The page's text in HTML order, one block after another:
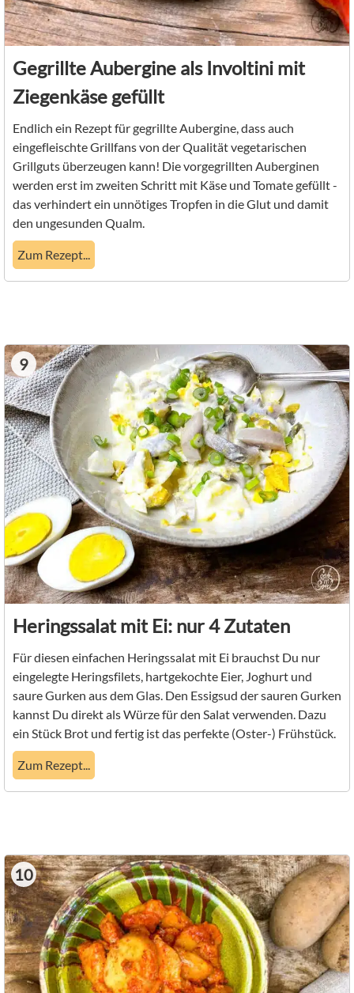
Gegrillte Aubergine als Involtini mit
Ziegenkäse gefüllt
Endlich ein Rezept für gegrillte Aubergine, dass auch
eingefleischte Grillfans von der Qualität vegetarischen
Grillguts überzeugen kann! Die vorgegrillten Auberginen
werden erst im zweiten Schritt mit Käse und Tomate gefüllt -
das verhindert ein unnötiges Tropfen in die Glut und damit
den ungesunden Qualm.
Zum Rezept...
9
Heringssalat mit Ei: nur 4 Zutaten
Für diesen einfachen Heringssalat mit Ei brauchst Du nur
eingelegte Heringsfilets, hartgekochte Eier, Joghurt und
saure Gurken aus dem Glas. Den Essigsud der sauren Gurken
kannst Du direkt als Würze für den Salat verwenden. Dazu
ein Stück Brot und fertig ist das perfekte (Oster-) Frühstück.
Zum Rezept...
10